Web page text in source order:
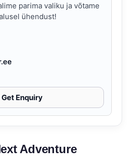
parima valiku ja võtame
ühendust!
Get Enquiry
Adventure